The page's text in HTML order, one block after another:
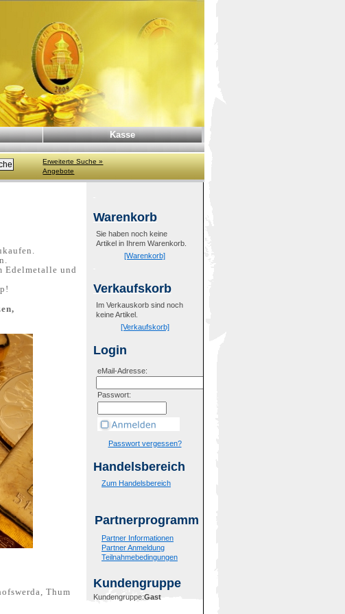
Kasse
Erweiterte Suche »
Angebote
Edelmetalle und
Thum
Warenkorb
Sie haben noch keine
Artikel in Ihrem Warenkorb.
[Warenkorb]
Verkaufskorb
Im Verkauskorb sind noch
keine Artikel.
[Verkaufskorb]
Login
eMail-Adresse:
Passwort:
Passwort vergessen?
Handelsbereich
Zum Handelsbereich
Partnerprogramm
Partner Informationen
Partner Anmeldung
Teilnahmebedingungen
Kundengruppe
Kundengruppe:Gast